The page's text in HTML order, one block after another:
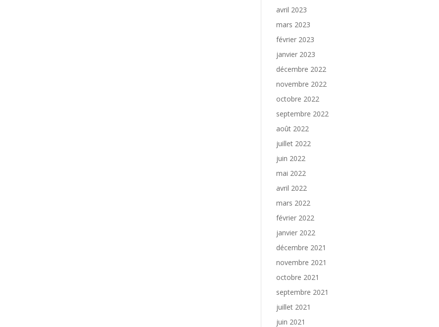
avril 2023
mars 2023
février 2023
janvier 2023
décembre 2022
novembre 2022
octobre 2022
septembre 2022
août 2022
juillet 2022
juin 2022
mai 2022
avril 2022
mars 2022
février 2022
janvier 2022
décembre 2021
novembre 2021
octobre 2021
septembre 2021
juillet 2021
juin 2021